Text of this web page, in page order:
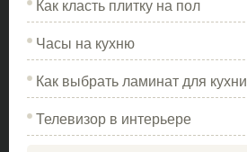
Как класть плитку на пол
Часы на кухню
Как выбрать ламинат для кухни
Телевизор в интерьере